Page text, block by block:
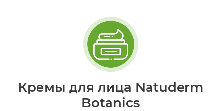
Кремы для лица Natuderm
Botanics